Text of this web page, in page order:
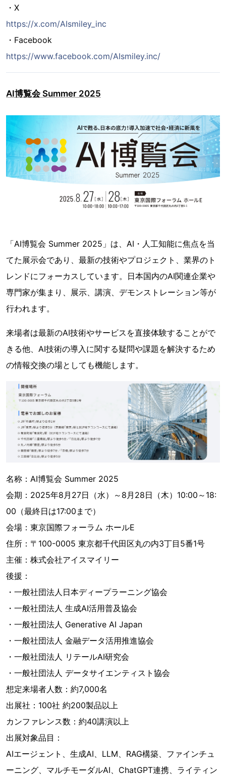
・X
https://x.com/AIsmiley_inc
・Facebook
https://www.facebook.com/AIsmiley.inc/
AI博覧会 Summer 2025
「AI博覧会 Summer 2025」は、AI・人工知能に焦点を当
てた展示会であり、最新の技術やプロジェクト、業界のト
レンドにフォーカスしています。日本国内のAI関連企業や
専門家が集まり、展示、講演、デモンストレーション等が
行われます。
来場者は最新のAI技術やサービスを直接体験することがで
きる他、AI技術の導入に関する疑問や課題を解決するため
の情報交換の場としても機能します。
名称：AI博覧会 Summer 2025
会期：2025年8月27日（水）～8月28日（木）10:00～18:
00（最終日は17:00まで）
会場：東京国際フォーラム ホールE
住所：〒100-0005 東京都千代田区丸の内3丁目5番1号
主催：株式会社アイスマイリー
後援：
・一般社団法人日本ディープラーニング協会
・一般社団法人 生成AI活用普及協会
・一般社団法人 Generative AI Japan
・一般社団法人 金融データ活用推進協会
・一般社団法人 リテールAI研究会
・一般社団法人 データサイエンティスト協会
想定来場者人数：約7,000名
出展社：100社 約200製品以上
カンファレンス数：約40講演以上
出展対象品目：
AIエージェント、生成AI、LLM、RAG構築、ファインチュ
ーニング、マルチモーダルAI、ChatGPT連携、ライティン